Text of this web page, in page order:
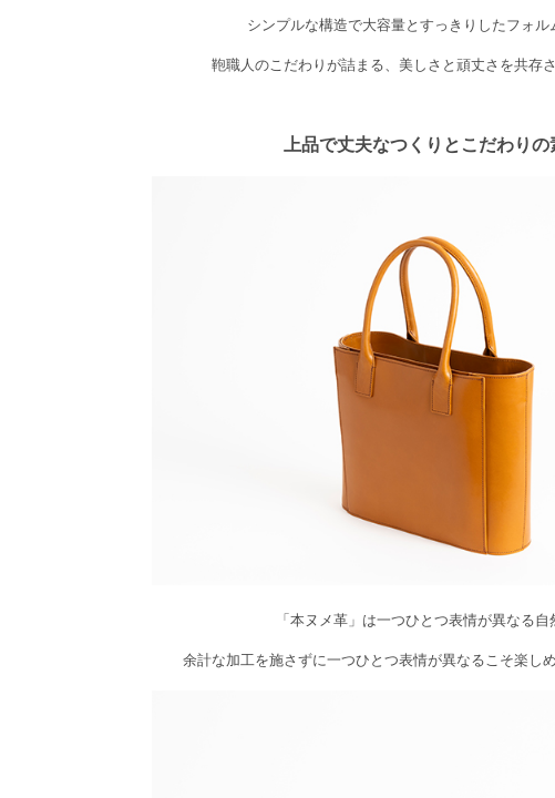
シンプルな構造で大容量とすっきりしたフォル
鞄職人のこだわりが詰まる、美しさと頑丈さを共存
上品で丈夫なつくりとこだわりの
「本ヌメ革」は一つひとつ表情が異なる自
余計な加工を施さずに一つひとつ表情が異なるこそ楽し